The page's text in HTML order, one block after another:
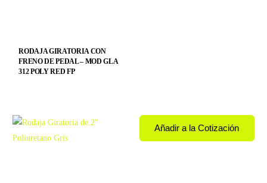
RODAJA GIRATORIA CON
FRENO DE PEDAL – MOD GLA
312 POLY RED FP
Añadir a la Cotización